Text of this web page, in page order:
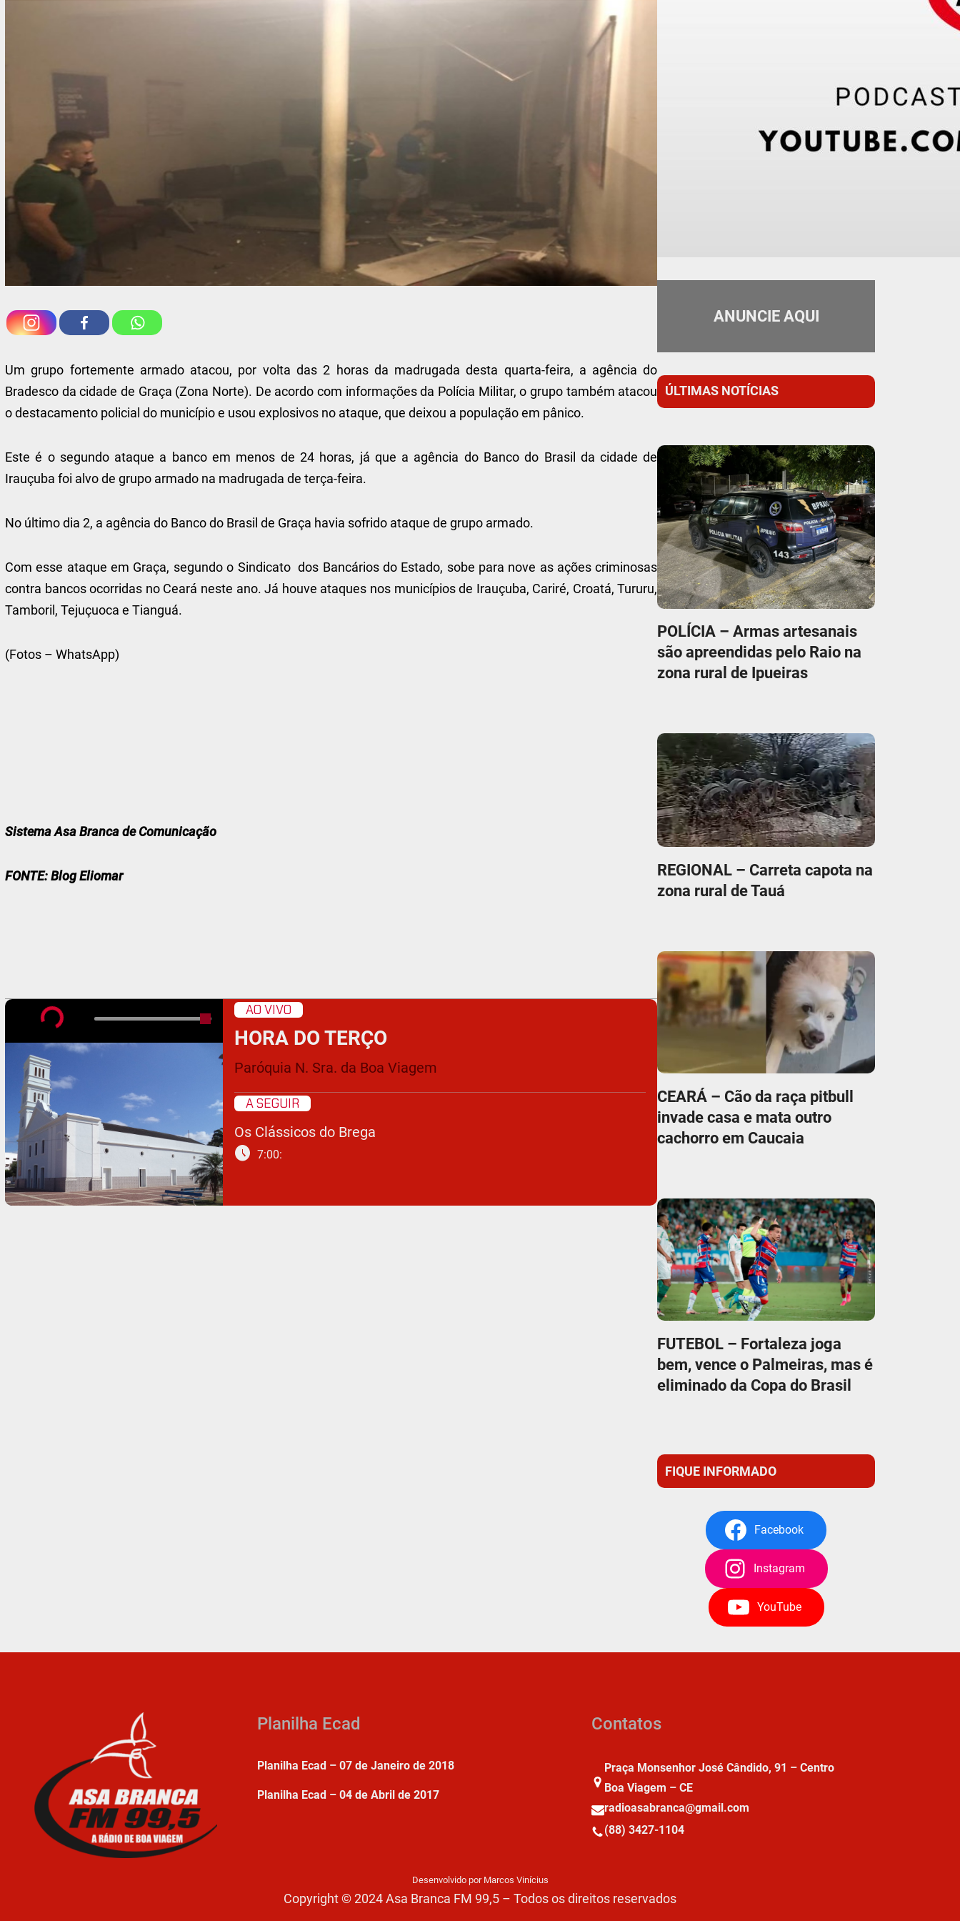
Um grupo fortemente armado atacou, por volta das 2 horas da madrugada desta quarta-feira, a agência do
Bradesco da cidade de Graça (Zona Norte). De acordo com informações da Polícia Militar, o grupo também atacou
o destacamento policial do município e usou explosivos no ataque, que deixou a população em pânico.
Este é o segundo ataque a banco em menos de 24 horas, já que a agência do Banco do Brasil da cidade de
Irauçuba foi alvo de grupo armado na madrugada de terça-feira.
No último dia 2, a agência do Banco do Brasil de Graça havia sofrido ataque de grupo armado.
Com esse ataque em Graça, segundo o Sindicato dos Bancários do Estado, sobe para nove as ações criminosas
contra bancos ocorridas no Ceará neste ano. Já houve ataques nos municípios de Irauçuba, Cariré, Croatá, Tururu,
Tamboril, Tejuçuoca e Tianguá.
(Fotos – WhatsApp)
Sistema Asa Branca de Comunicação
FONTE: Blog Eliomar
AO VIVO
HORA DO TERÇO
Paróquia N. Sra. da Boa Viagem
A SEGUIR
Os Clássicos do Brega
schedule 7:00:
ANUNCIE AQUI
ÚLTIMAS NOTÍCIAS
POLÍCIA – Armas artesanais
são apreendidas pelo Raio na
zona rural de Ipueiras
REGIONAL – Carreta capota na
zona rural de Tauá
CEARÁ – Cão da raça pitbull
invade casa e mata outro
cachorro em Caucaia
FUTEBOL – Fortaleza joga
bem, vence o Palmeiras, mas é
eliminado da Copa do Brasil
FIQUE INFORMADO
Facebook
Instagram
YouTube
Planilha Ecad
Planilha Ecad – 07 de Janeiro de 2018
Planilha Ecad – 04 de Abril de 2017
Contatos
Praça Monsenhor José Cândido, 91 – Centro
Boa Viagem – CE
radioasabranca@gmail.com
(88) 3427-1104
Desenvolvido por Marcos Vinícius
Copyright © 2024 Asa Branca FM 99,5 – Todos os direitos reservados